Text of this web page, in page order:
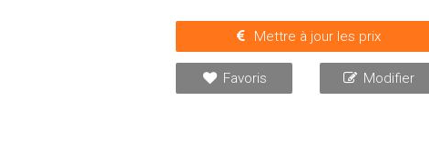
Mettre à jour les prix
Favoris Modifier